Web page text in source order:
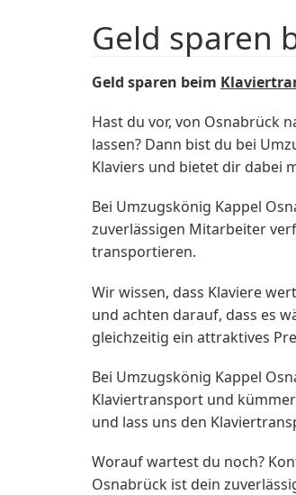
Geld sparen
Geld sparen beim
Hast du vor, von Osnabrück
lassen? Dann bist du bei
Klaviers und bietet dir dabei
Bei Umzugskönig Kappel
zuverlässigen Mitarbeiter
transportieren.
Wir wissen, dass Klaviere
und achten darauf, dass es
gleichzeitig ein attraktives
Bei Umzugskönig Kappel
Klaviertransport und
und lass uns den
Worauf wartest du noch?
Osnabrück ist dein